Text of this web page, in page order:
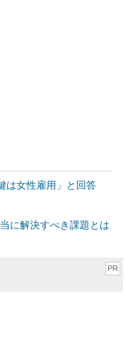
は女性雇用」と回答
に解決すべき課題とは
PR